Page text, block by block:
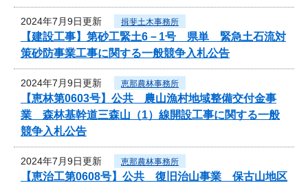
2024年7月9日更新 揖斐土木事務所
【建設工事】第砂工緊土6－1号 県単 緊急土石流対
策砂防事業工事に関する一般競争入札公告
2024年7月9日更新 恵那農林事務所
【恵林第0603号】公共 農山漁村地域整備交付金事
業 森林基幹道三森山（1）線開設工事に関する一般
競争入札公告
2024年7月9日更新 恵那農林事務所
【恵治工第0608号】公共 復旧治山事業 保古山地区